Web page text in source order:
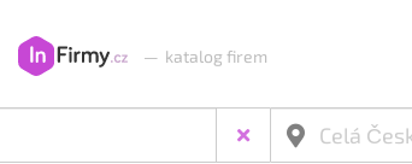
— katalog firem